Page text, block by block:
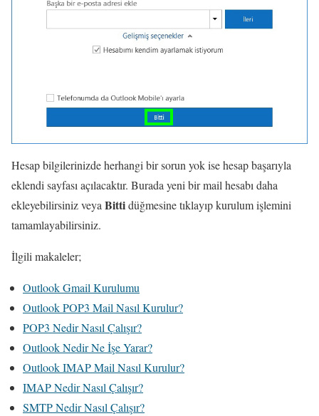
Hesap bilgilerinizde herhangi bir sorun yok ise hesap başarıyla
eklendi sayfası açılacaktır. Burada yeni bir mail hesabı daha
ekleyebilirsiniz veya Bittidüğmesine tıklayıp kurulum işlemini
tamamlayabilirsiniz.
İlgili makaleler;
Outlook Gmail Kurulumu
Outlook POP3 Mail Nasıl Kurulur?
POP3 Nedir Nasıl Çalışır?
Outlook Nedir Ne İşe Yarar?
Outlook IMAP Mail Nasıl Kurulur?
IMAP Nedir Nasıl Çalışır?
SMTP Nedir Nasıl Çalışır?